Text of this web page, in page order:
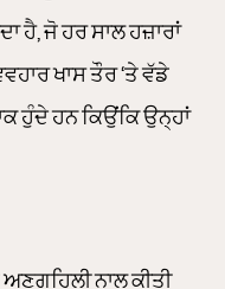
ਹੈ, ਜੋ ਹਰ ਸਾਲ ਹਜ਼ਾਰਾਂ
ਖਾਸ ਤੌਰ ‘ਤੇ ਵੱਡੇ
ਹੁੰਦੇ ਹਨ ਕਿਉਂਕਿ ਉਨ੍ਹਾਂ
ਨਾਲ ਕੀਤੀ